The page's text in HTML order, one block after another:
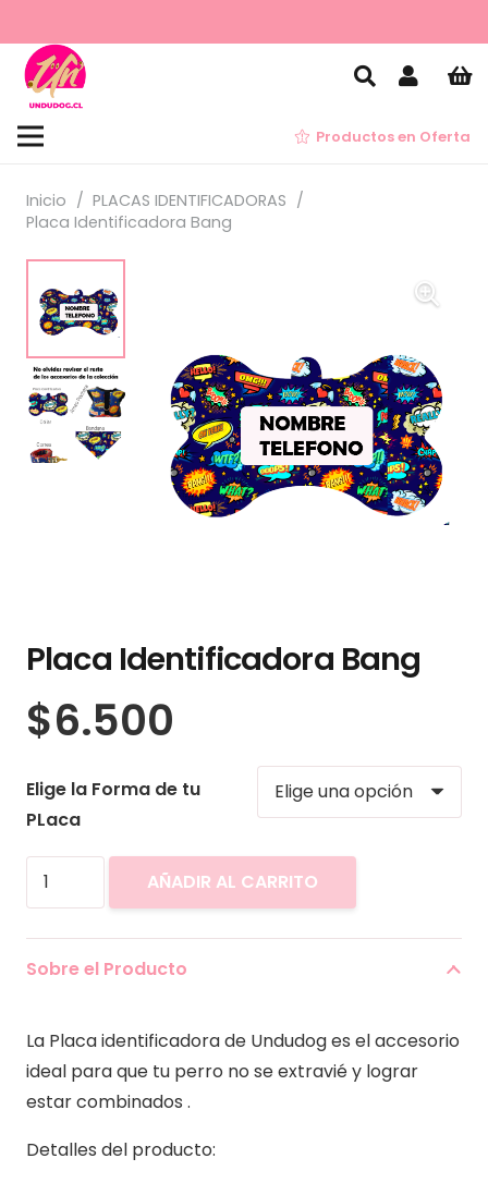
Productos en Oferta
Inicio / PLACAS IDENTIFICADORAS /
Placa Identificadora Bang
Placa Identificadora Bang
$6.500
Elige la Forma de tu
PLaca
Placa
Identificadora
cantidad
AÑADIR AL CARRITO
Sobre el Producto
La Placa identificadora de Undudog es el accesorio
ideal para que tu perro no se extravié y lograr
estar combinados .
Detalles del producto: